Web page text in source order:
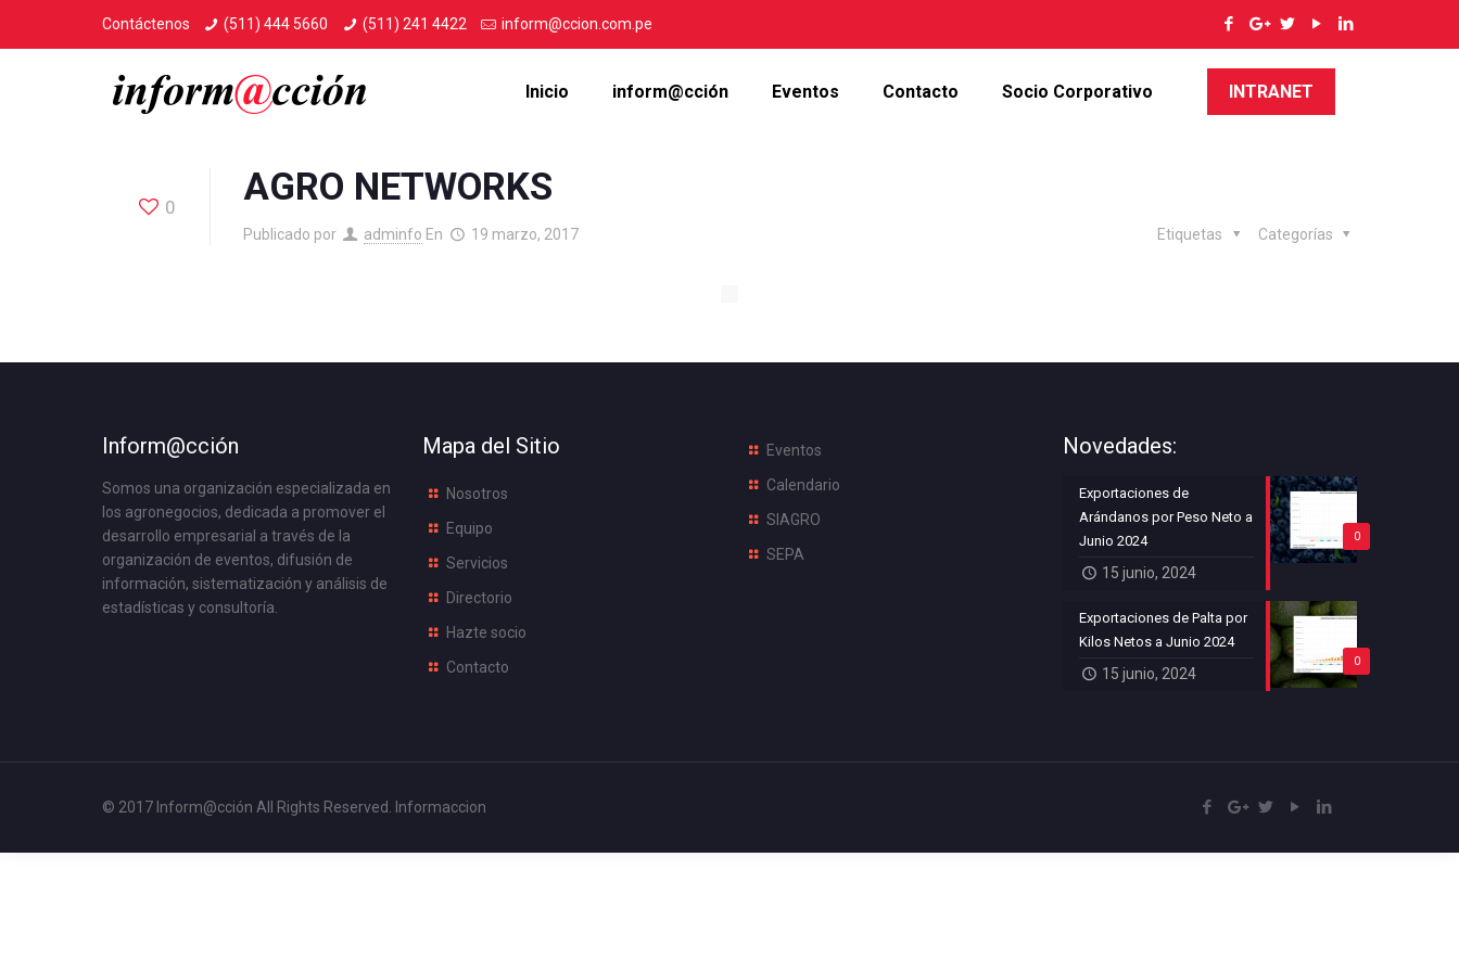
Contáctenos (511) 444 5660 (511) 241 4422 inform@ccion.com.pe
Inicio inform@cción Eventos Contacto Socio Corporativo INTRANET
0 AGRO NETWORKS
Publicado por adminfo En 19 marzo, 2017 Categorías
Etiquetas
Inform@cción
Somos una organización especializada en
los agronegocios, dedicada a promover el
desarrollo empresarial a través de la
organización de eventos, difusión de
información, sistematización y análisis de
estadísticas y consultoría.
Mapa del Sitio
Nosotros
Equipo
Servicios
Directorio
Hazte socio
Contacto
Eventos
Calendario
SIAGRO
SEPA
Novedades:
0
Exportaciones de
Arándanos por Peso Neto a
Junio 2024
15 junio, 2024
0
Exportaciones de Palta por
Kilos Netos a Junio 2024
15 junio, 2024
© 2017 Inform@cción All Rights Reserved. Informaccion